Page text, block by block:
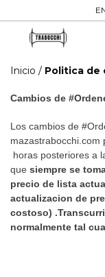
Inicio / Politica de
Cambios de
Los cambios de
mazastrabocchi.com
horas posteriores a
que siempre se
precio de lista
actualizacion de
costoso)
normalmente tal